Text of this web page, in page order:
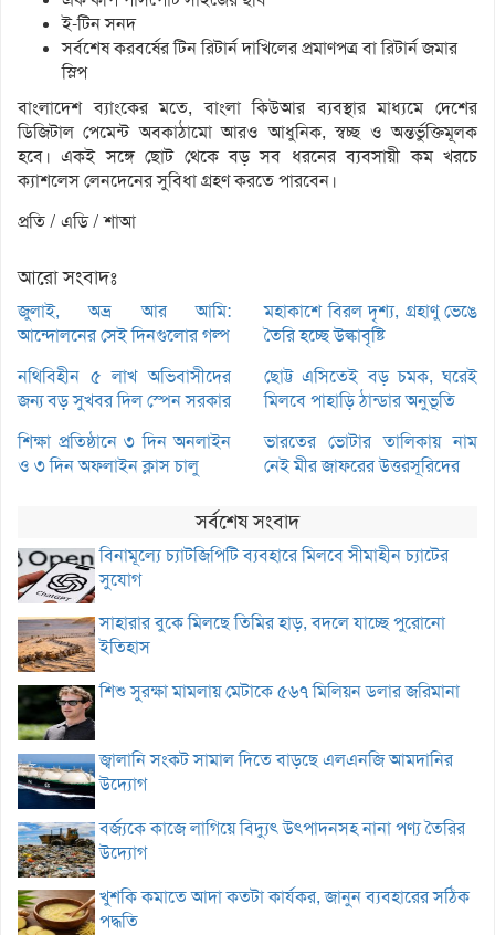
ই-টিন সনদ
সর্বশেষ করবর্ষের টিন রিটার্ন দাখিলের প্রমাণপত্র বা রিটার্ন জমার
স্লিপ
বাংলাদেশ ব্যাংকের মতে, বাংলা কিউআর ব্যবস্থার মাধ্যমে দেশের
ডিজিটাল পেমেন্ট অবকাঠামো আরও আধুনিক, স্বচ্ছ ও অন্তর্ভুক্তিমূলক
হবে। একই সঙ্গে ছোট থেকে বড় সব ধরনের ব্যবসায়ী কম খরচে
ক্যাশলেস লেনদেনের সুবিধা গ্রহণ করতে পারবেন।
প্রতি / এডি / শাআ
আরো সংবাদঃ
জুলাই, অভ্র আর আমি:
আন্দোলনের সেই দিনগুলোর গল্প
মহাকাশে বিরল দৃশ্য, গ্রহাণু ভেঙে
তৈরি হচ্ছে উল্কাবৃষ্টি
নথিবিহীন ৫ লাখ অভিবাসীদের
জন্য বড় সুখবর দিল স্পেন সরকার
ছোট্ট এসিতেই বড় চমক, ঘরেই
মিলবে পাহাড়ি ঠান্ডার অনুভূতি
শিক্ষা প্রতিষ্ঠানে ৩ দিন অনলাইন
ও ৩ দিন অফলাইন ক্লাস চালু
ভারতের ভোটার তালিকায় নাম
নেই মীর জাফরের উত্তরসূরিদের
সর্বশেষ সংবাদ
বিনামূল্যে চ্যাটজিপিটি ব্যবহারে মিলবে সীমাহীন চ্যাটের
সুযোগ
সাহারার বুকে মিলছে তিমির হাড়, বদলে যাচ্ছে পুরোনো
ইতিহাস
শিশু সুরক্ষা মামলায় মেটাকে ৫৬৭ মিলিয়ন ডলার জরিমানা
জ্বালানি সংকট সামাল দিতে বাড়ছে এলএনজি আমদানির
উদ্যোগ
বর্জ্যকে কাজে লাগিয়ে বিদ্যুৎ উৎপাদনসহ নানা পণ্য তৈরির
উদ্যোগ
খুশকি কমাতে আদা কতটা কার্যকর, জানুন ব্যবহারের সঠিক
পদ্ধতি